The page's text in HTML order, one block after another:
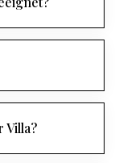
Villa?